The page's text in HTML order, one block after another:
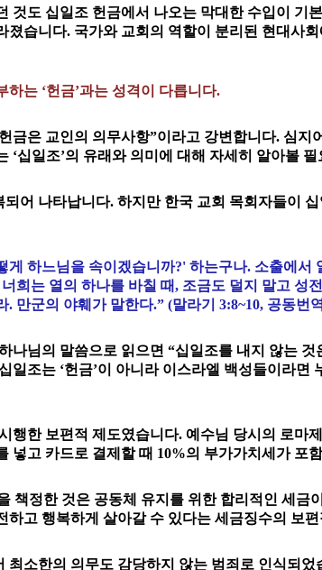
것도 십일조 헌금에서 나오는 막대한 수입이
습니다. 국가와 교회의 역할이 분리된 현대사
하는 ‘헌금’과는 성격이 다릅니다.
금은 교인의 의무사항”이라고 강변합니다. 심
십일조’의 유래와 의미에 대해 자세히 알아볼
어 나타납니다. 하지만 한국 교회 목회자들이
하느님을 속이겠습니까?' 하는구나. 소출에
희는 열의 하나를 바칠 때, 조금도 덜지 말고
만군의 야훼가 말한다.” (말라기 3:8~10, 공동번
나님의 말씀으로 읽으면 “십일조를 내지 않는
조는 ‘헌금’이 아니라 이스라엘 백성들이라면
행한 보편적 제도였습니다. 예수님 당시의 로
넣고 카드로 결제할 때 10%의 부가가치세가 포
책정한 것은 공동체 유지를 위한 합리적인 세
고 행복하게 살아갈 수 있다는 세금징수의 보
소한의 의무도 감당하지 않는 범죄로 인식되